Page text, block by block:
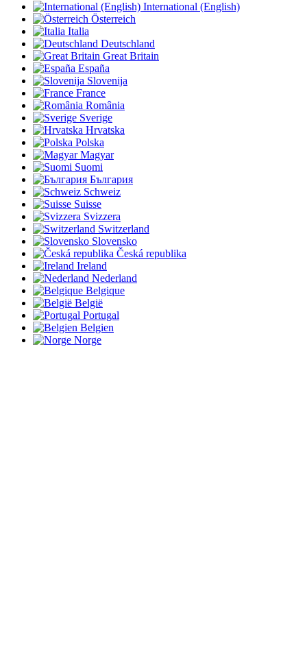
International (English)
Österreich
Italia
Deutschland
Great Britain
España
Slovenija
France
România
Sverige
Hrvatska
Polska
Magyar
Suomi
България
Schweiz
Suisse
Svizzera
Switzerland
Slovensko
Česká republika
Ireland
Nederland
Belgique
België
Portugal
Belgien
Norge